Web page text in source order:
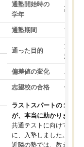
通塾開始時の
学年
高3
通塾期間 1～3
通った目的
大学
対策
偏差値の変化 上が
志望校の合格 合格
ラストスパートの１か月
が、本当に助かりました
共通テストに向けての追
に、入塾しました。田舎
近隣の塾では、教えても